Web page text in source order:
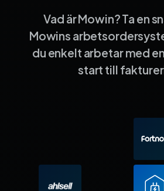
Vad är Mowin? Ta en
Mowins
du enkelt arbetar med
start till